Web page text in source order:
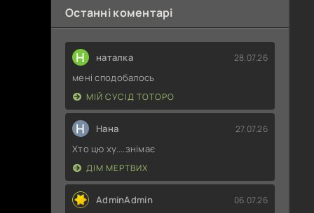
Останні коментарі
Н наталка 28.07.26
мені сподобалось
МІЙ СУСІД ТОТОРО
Н Нана 27.07.26
Хто цю ху....знімає
ДІМ МЕРТВИХ
AdminAdmin 06.07.26